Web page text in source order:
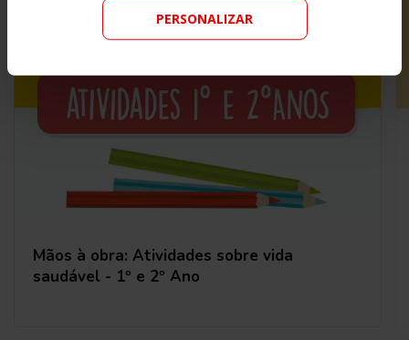
PERSONALIZAR
Mãos à obra: Atividades sobre vida
saudável - 1º e 2º Ano